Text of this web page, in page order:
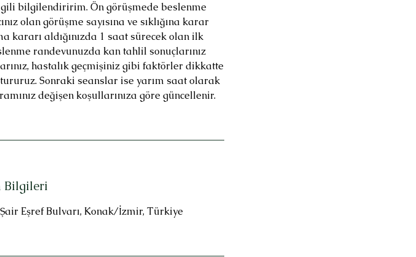
bilgilendiririm. Ön görüşmede beslenme
olan görüşme sayısına ve sıklığına karar
aldığınızda 1 saat sürecek olan ilk
randevunuzda kan tahlil sonuçlarınız
hastalık geçmişiniz gibi faktörler dikkatte
Sonraki seanslar ise yarım saat olarak
değişen koşullarınıza göre güncellenir.
Bilgileri
Eşref Bulvarı, Konak/İzmir, Türkiye